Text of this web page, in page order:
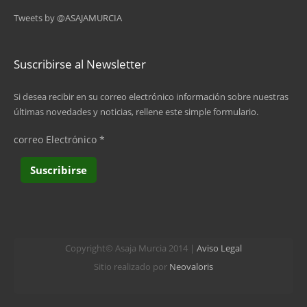
Tweets by @ASAJAMURCIA
Suscribirse al Newsletter
Si desea recibir en su correo electrónico información sobre nuestras
últimas novedades y noticias, rellene este simple formulario.
correo Electrónico *
Copyright© Asaja Murcia 2014 | Aviso Legal
Sitio realizado por Neovaloris